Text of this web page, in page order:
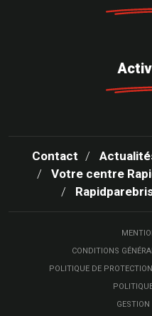
Contact
Votre centre
CONDITIONS
POLITIQUE DE
GESTION